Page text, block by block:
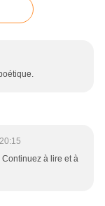
à lire et à